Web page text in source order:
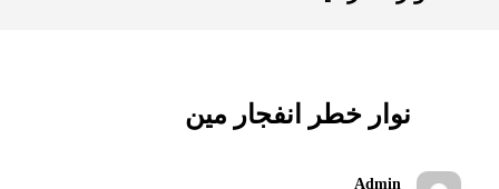
نوار خطر انفجار مین
Admin